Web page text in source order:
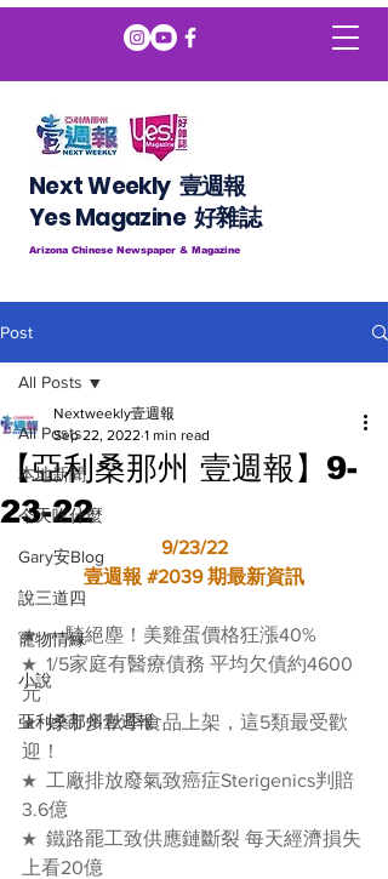
Next Weekly 壹週報
​​Yes Magazine 好雜誌
Arizona Chinese Newspaper & Magazine
Post
All Posts
本地新聞
今天吃什麼
Gary安Blog
說三道四
寵物情緣
小說
亞利桑那州壹週報
All Posts
【亞利桑那州 壹週報】9-
23-22
Nextweekly壹週報
Sep 22, 2022 1 min read
9/23/22
壹週報 #2039 期最新資訊
★  一騎絕塵！美雞蛋價格狂漲40%
★  1/5家庭有醫療債務 平均欠債約4600
元
★  好市多秋季食品上架，這5類最受歡
迎！
★  工廠排放廢氣致癌症Sterigenics判賠
3.6億
★  鐵路罷工致供應鏈斷裂 每天經濟損失
上看20億